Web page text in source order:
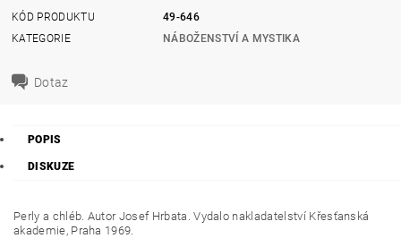
KÓD PRODUKTU
49-646
KATEGORIE
NÁBOŽENSTVÍ A MYSTIKA
Dotaz
POPIS
DISKUZE
Perly a chléb. Autor Josef Hrbata. Vydalo nakladatelství Křesťanská
akademie, Praha 1969.